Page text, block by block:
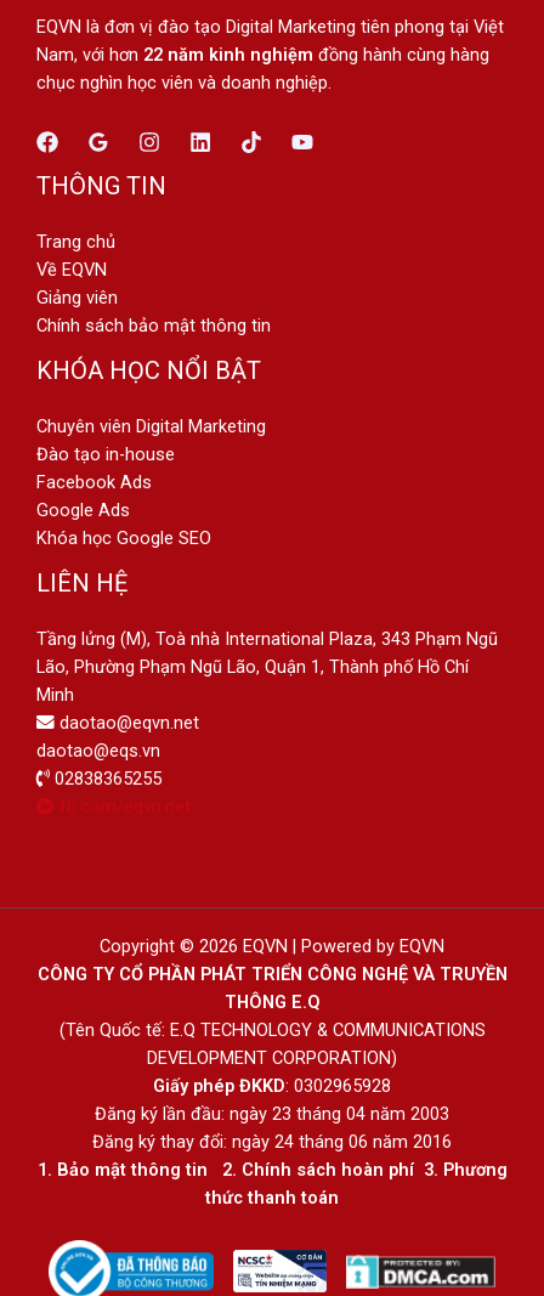
EQVN là đơn vị đào tạo Digital Marketing tiên phong tại Việt
Nam, với hơn 22 năm kinh nghiệm đồng hành cùng hàng
chục nghìn học viên và doanh nghiệp.
THÔNG TIN
Trang chủ
Về EQVN
Giảng viên
Chính sách bảo mật thông tin
KHÓA HỌC NỔI BẬT
Chuyên viên Digital Marketing
Đào tạo in-house
Facebook Ads
Google Ads
Khóa học Google SEO
LIÊN HỆ
Tầng lửng (M), Toà nhà International Plaza, 343 Phạm Ngũ
Lão, Phường Phạm Ngũ Lão, Quận 1, Thành phố Hồ Chí
Minh
daotao@eqvn.net
daotao@eqs.vn
02838365255
fb.com/eqvn.net
Copyright © 2026 EQVN | Powered by EQVN
CÔNG TY CỔ PHẦN PHÁT TRIỂN CÔNG NGHỆ VÀ TRUYỀN
THÔNG E.Q
(Tên Quốc tế: E.Q TECHNOLOGY & COMMUNICATIONS
DEVELOPMENT CORPORATION)
Giấy phép ĐKKD: 0302965928
Đăng ký lần đầu: ngày 23 tháng 04 năm 2003
Đăng ký thay đổi: ngày 24 tháng 06 năm 2016
1. Bảo mật thông tin 2. Chính sách hoàn phí3. Phương
thức thanh toán